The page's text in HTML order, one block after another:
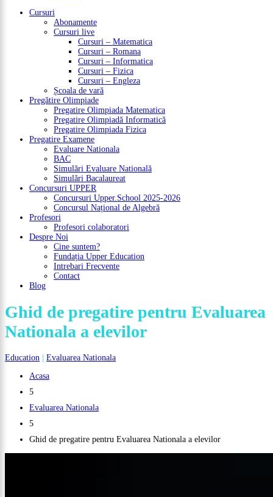
Cursuri
Abonamente
Cursuri live
Cursuri – Matematica
Cursuri – Romana
Cursuri – Informatica
Cursuri – Fizica
Cursuri – Engleza
Școala de vară
Pregătire Olimpiade
Pregatire Olimpiada Matematica
Pregatire Olimpiadă Informatică
Pregatire Olimpiada Fizica
Pregatire Examene
Evaluare Nationala
BAC
Simulări Evaluare Natională
Simulări Bacalaureat
Concursuri UPPER
Concursuri Upper.School 2025-2026
Concursul Național de Algebră
Profesori
Profesori colaboratori
Despre Noi
Cine suntem?
Fundația Upper Education
Intrebari Frecvente
Contact
Blog
Ghid de pregatire pentru Evaluarea
Nationala a elevilor
Education | Evaluarea Nationala
Acasa
5
Evaluarea Nationala
5
Ghid de pregatire pentru Evaluarea Nationala a elevilor